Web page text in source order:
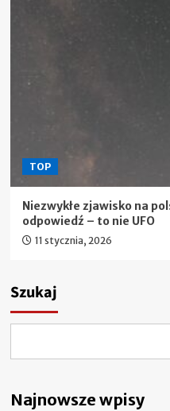
TOP
Niezwykłe zjawisko na
odpowiedź – to nie UFO
11 stycznia, 2026
Szukaj
Najnowsze wpisy